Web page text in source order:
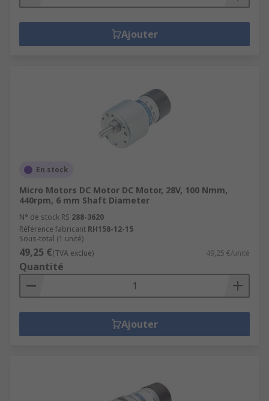
Ajouter
En stock
Micro Motors DC Motor DC Motor, 28V, 100 Nmm,
440rpm, 6 mm Shaft Diameter
N° de stock RS 288-3620
Référence fabricant RH158-12-15
Sous-total (1 unité)
49,25 €(TVA exclue) 49,25 €/unité
Quantité
Ajouter